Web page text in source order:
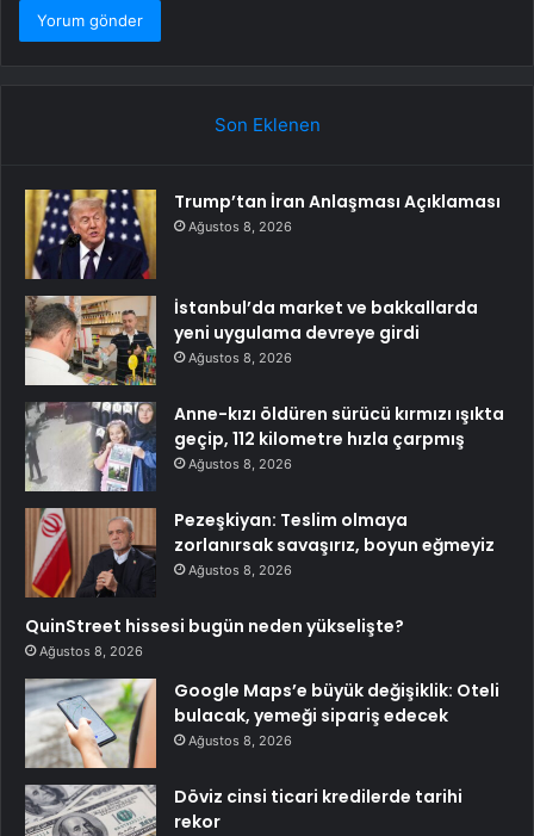
Son Eklenen
Trump’tan İran Anlaşması Açıklaması
Ağustos 8, 2026
İstanbul’da market ve bakkallarda
yeni uygulama devreye girdi
Ağustos 8, 2026
Anne-kızı öldüren sürücü kırmızı ışıkta
geçip, 112 kilometre hızla çarpmış
Ağustos 8, 2026
Pezeşkiyan: Teslim olmaya
zorlanırsak savaşırız, boyun eğmeyiz
Ağustos 8, 2026
QuinStreet hissesi bugün neden yükselişte?
Ağustos 8, 2026
Google Maps’e büyük değişiklik: Oteli
bulacak, yemeği sipariş edecek
Ağustos 8, 2026
Döviz cinsi ticari kredilerde tarihi
rekor